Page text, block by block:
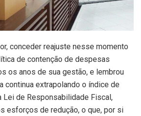
conceder reajuste nesse momento
de contenção de despesas
os anos de sua gestão, e lembrou
continua extrapolando o índice de
de Responsabilidade Fiscal,
esforços de redução, o que, por si